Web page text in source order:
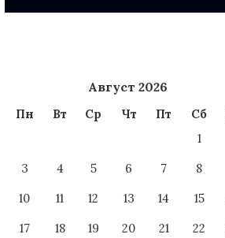
Август 2026
Пн Вт Ср Чт Пт Сб
1
3
4 5 6 7 8
10
11 12 13 14 15
17
18 19 20 21 22